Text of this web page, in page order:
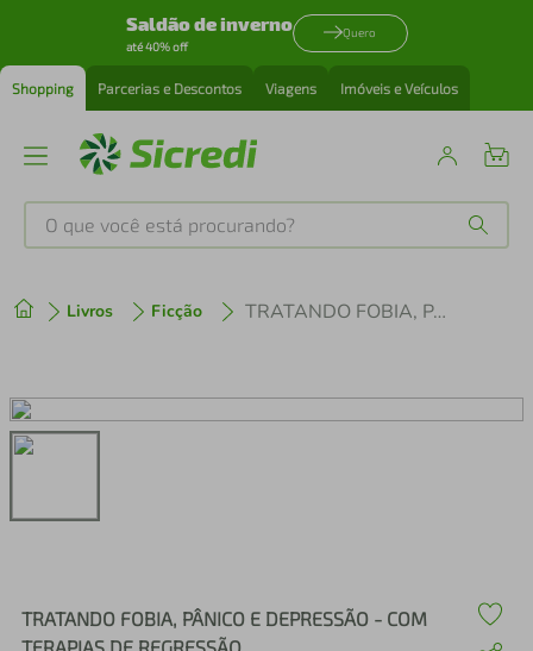
Saldão de inverno
até 40% off
Quero
Shopping Parcerias e Descontos Viagens Imóveis e Veículos
O que você está procurando?
Livros Ficção TRATANDO FOBIA, PÂNICO E DEPRESSÃO - COM TERAPIAS DE REGRESSÃO
TRATANDO FOBIA, PÂNICO E DEPRESSÃO - COM
2º cafeteira